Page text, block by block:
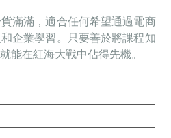
滿滿，適合任何希望通過電商
企業學習。只要善於將課程知
能在紅海大戰中佔得先機。